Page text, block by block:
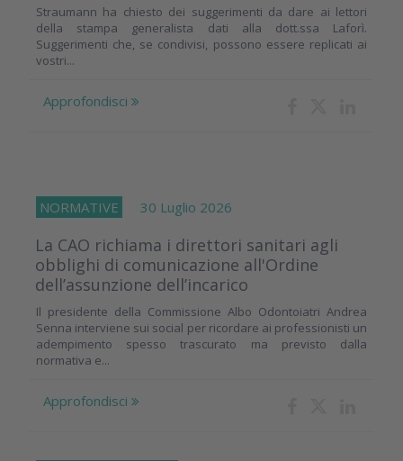
Straumann ha chiesto dei suggerimenti da dare ai lettori
della stampa generalista dati alla dott.ssa Laforì.
Suggerimenti che, se condivisi, possono essere replicati ai
vostri...
Approfondisci
NORMATIVE 30 Luglio 2026
La CAO richiama i direttori sanitari agli
obblighi di comunicazione all'Ordine
dell’assunzione dell’incarico
Il presidente della Commissione Albo Odontoiatri Andrea
Senna interviene sui social per ricordare ai professionisti un
adempimento spesso trascurato ma previsto dalla
normativa e...
Approfondisci